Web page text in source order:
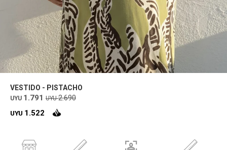
VESTIDO - PISTACHO
UYU 1.791 UYU 2.690
UYU 1.522